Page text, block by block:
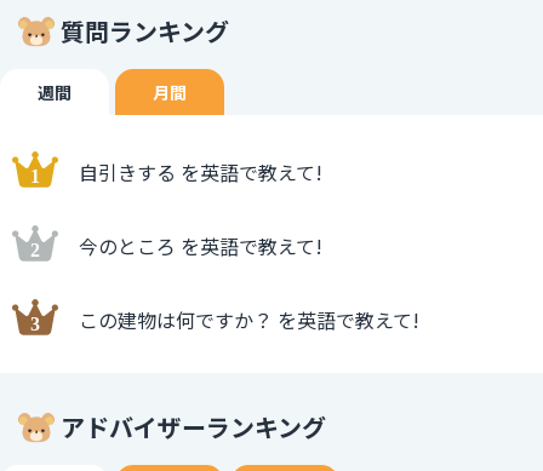
質問ランキング
週間 月間
自引きする を英語で教えて!
今のところ を英語で教えて!
この建物は何ですか？ を英語で教えて!
アドバイザーランキング